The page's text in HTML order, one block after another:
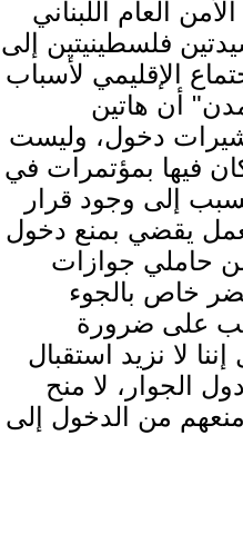
العام اللبناني
فلسطينيتين إلى
الإقليمي لأسباب
أن هاتين
دخول، وليست
فيها بمؤتمرات في
إلى وجود قرار
يقضي بمنع دخول
من حاملي جوازات
خاص بالجوء
على ضرورة
لا نزيد استقبال
الجوار، لا منح
من الدخول إلى